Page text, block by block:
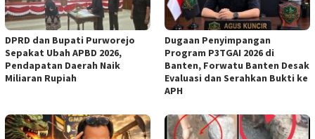
DPRD dan Bupati Purworejo
Sepakat Ubah APBD 2026,
Pendapatan Daerah Naik
Miliaran Rupiah ‎
Dugaan Penyimpangan
Program P3TGAI 2026 di
Banten, Forwatu Banten Desak
Evaluasi dan Serahkan Bukti ke
APH